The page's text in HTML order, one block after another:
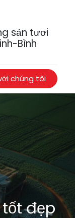
sản tươi
Bình
chúng tôi
đẹp